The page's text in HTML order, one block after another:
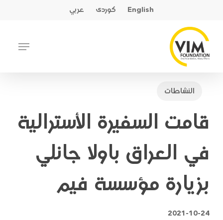
content
English کوردی عربي
Menu
النشاطات
قامت السفيرة الأسترالية
في العراق باولا جانلي
بزيارة مؤسسة فيم
2021-10-24
Close
Menu